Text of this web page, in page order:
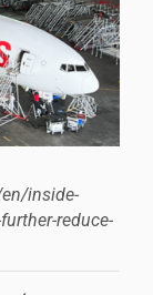
inside-
reduce-